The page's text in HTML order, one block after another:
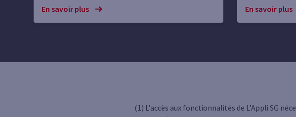
En savoir plus En savoir plus
(1) L’accès aux fonctionnalités de L’Appli SG